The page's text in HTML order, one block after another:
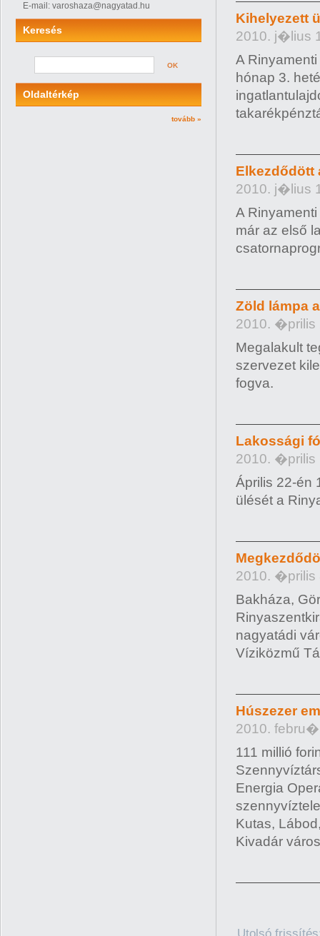
E-mail: varoshaza@nagyatad.hu
Keresés
OK
Oldaltérkép
tovább »
Kihelyezett
2010. j�lius
A
hónap 3.
Elkezdődött
2010. j�lius
A
már az első
Zöld lámpa
2010. �prilis
Megalakult
szervezet
fogva.
Lakossági
2010. �prilis
Április 22-én
ülését a
2010. �prilis
Bakháza,
nagyatádi
Víziközmű
Húszezer
2010.
111 millió
Energia
Kutas,
Kivadár